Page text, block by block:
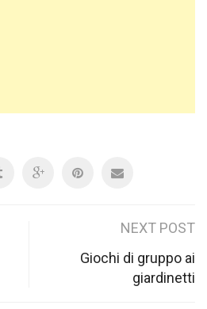
NEXT POST
Giochi di gruppo ai
giardinetti